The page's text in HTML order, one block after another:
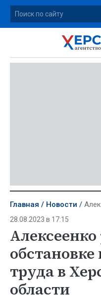
Главная Новости
28.08.2023 в 17:15
Алексеенко
труда в
области